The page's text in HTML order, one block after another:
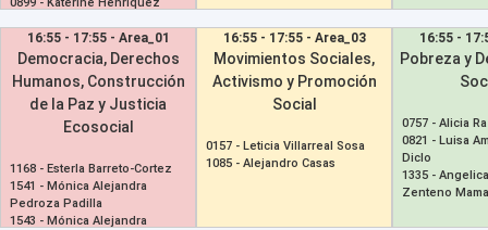
0899 - Katerine Henríquez
16:55 - 17:55 - Area_01
Democracia, Derechos
Humanos, Construcción
de la Paz y Justicia
Ecosocial
1168 - Esterla Barreto-Cortez
1541 - Mónica Alejandra
Pedroza Padilla
1543 - Mónica Alejandra
16:55 - 17:55 - Area_03
Movimientos Sociales,
Activismo y Promoción
Social
0157 - Leticia Villarreal Sosa
1085 - Alejandro Casas
16:55 -
Pobreza y
0757 - Alicia
0821 - Luisa
Diclo
1335 -
Zenteno